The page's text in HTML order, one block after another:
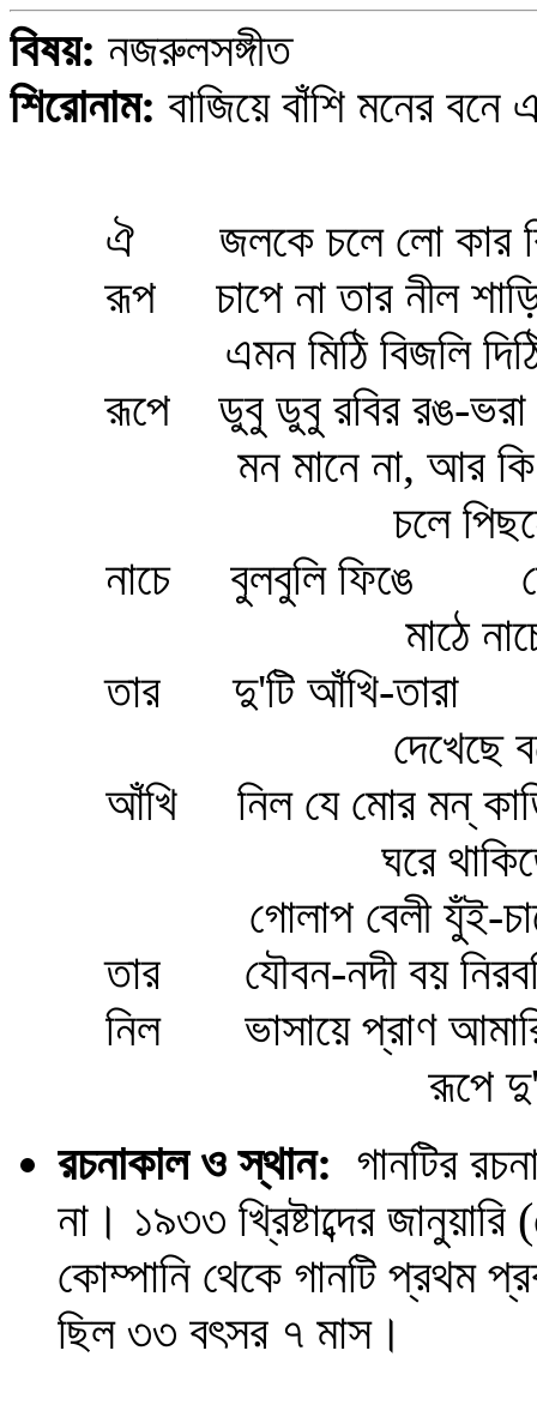
বিষয়: নজরুলসঙ্গীত
শিরোনাম: বাজিয়ে বাঁশি মনের
ঐ জলকে চলে লো কার
রূপ চাপে না তার নীল
এমন মিঠি বিজলি দিঠি
রূপে ডুবু ডুবু রবির রঙ-ভরা
মন মানে না, আর কি
চলে পিছনে
নাচে বুলবুলি ফিঙে
মাঠে নাচে
তার দু'টি আঁখি-তারা
দেখেছে বলো
আঁখি নিল যে মোর মন্‌‌
ঘরে থাকিতে
গোলাপ বেলী যুঁই-
তার যৌবন-নদী বয়
নিল ভাসায়ে প্রাণ
রূপে দু'কুল-
রচনাকাল ও স্থান: গানটির
না। ১৯৩৩ খ্রিষ্টাব্দের
কোম্পানি থেকে গানটি প্রথম
ছিল ৩৩ বৎসর ৭ মাস।